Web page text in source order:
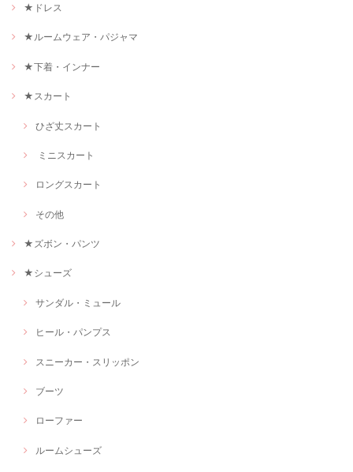
★ドレス
★ルームウェア・パジャマ
★下着・インナー
★スカート
ひざ丈スカート
ミニスカート
ロングスカート
その他
★ズボン・パンツ
★シューズ
サンダル・ミュール
ヒール・パンプス
スニーカー・スリッポン
ブーツ
ローファー
ルームシューズ